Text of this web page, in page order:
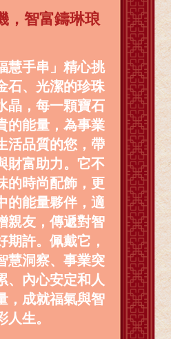
，智富鑄琳琅
慧手串」精心挑
石、光潔的珍珠
晶，每一顆寶石
的能量，為事業
活品質的您，帶
財富助力。它不
的時尚配飾，更
的能量夥伴，適
親友，傳遞對智
期許。佩戴它，
慧洞察、事業突
、內心安定和人
，成就福氣與智
人生。